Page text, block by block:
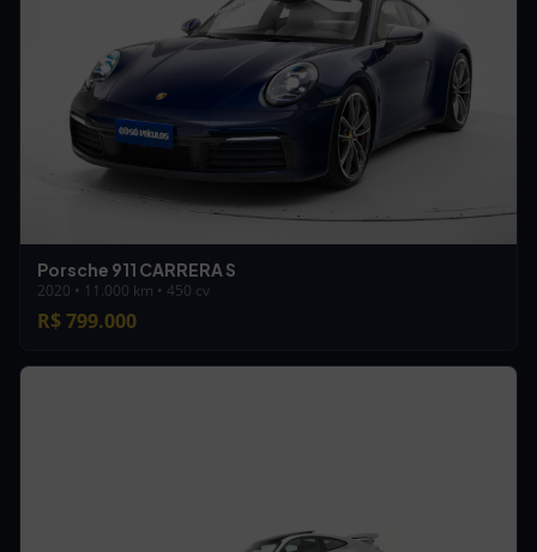
Porsche 911 CARRERA S
2020 • 11.000 km • 450 cv
R$ 799.000